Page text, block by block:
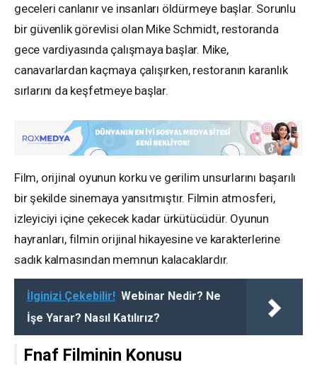
geceleri canlanır ve insanları öldürmeye başlar. Sorunlu
bir güvenlik görevlisi olan Mike Schmidt, restoranda
gece vardiyasında çalışmaya başlar. Mike,
canavarlardan kaçmaya çalışırken, restoranın karanlık
sırlarını da keşfetmeye başlar.
Film, orijinal oyunun korku ve gerilim unsurlarını başarılı
bir şekilde sinemaya yansıtmıştır. Filmin atmosferi,
izleyiciyi içine çekecek kadar ürkütücüdür. Oyunun
hayranları, filmin orijinal hikayesine ve karakterlerine
sadık kalmasından memnun kalacaklardır.
İlginizi Çekebilir! Webinar Nedir? Ne
İşe Yarar? Nasıl Katılırız?
Fnaf Filminin Konusu